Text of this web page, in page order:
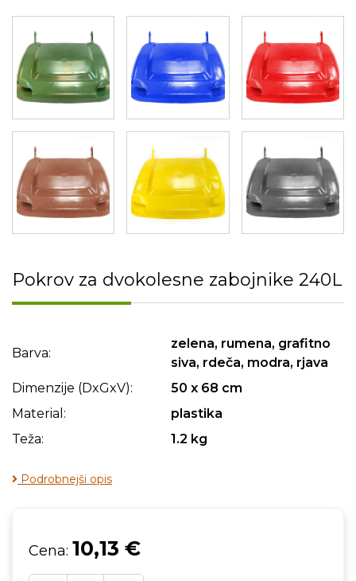
Pokrov za dvokolesne zabojnike 240L
Barva:
zelena, rumena, grafitno
siva, rdeča, modra, rjava
Dimenzije (DxGxV):
50 x 68 cm
Material:
plastika
Teža:
1.2 kg
Podrobnejši opis
Cena: 10,13 €